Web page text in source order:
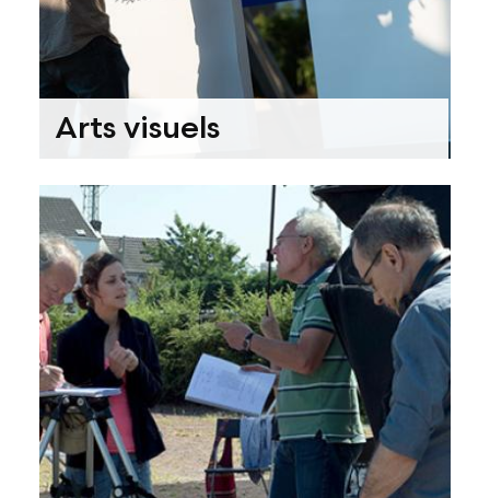
Arts visuels